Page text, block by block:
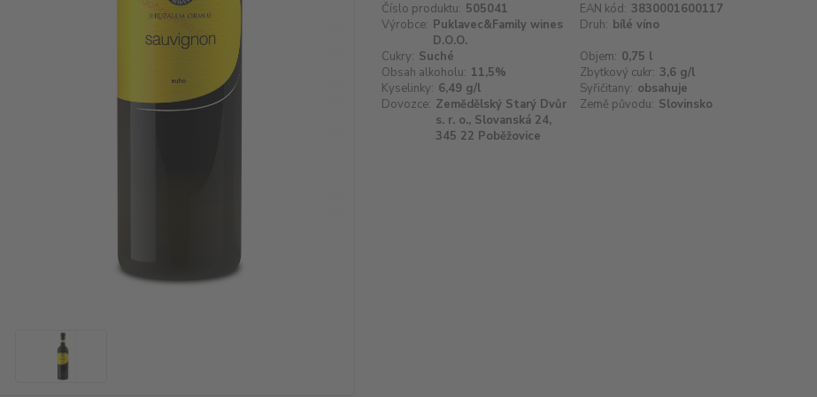
Číslo produktu: 505041 EAN kód: 3830001600117
Výrobce: Puklavec&Family wines
D.O.O.
Druh: bílé víno
Cukry: Suché Objem: 0,75 l
Obsah alkoholu: 11,5% Zbytkový cukr: 3,6 g/l
Kyselinky: 6,49 g/l Syřičitany: obsahuje
Dovozce: Zemědělský Starý Dvůr
s. r. o., Slovanská 24,
345 22 Poběžovice
Země původu: Slovinsko